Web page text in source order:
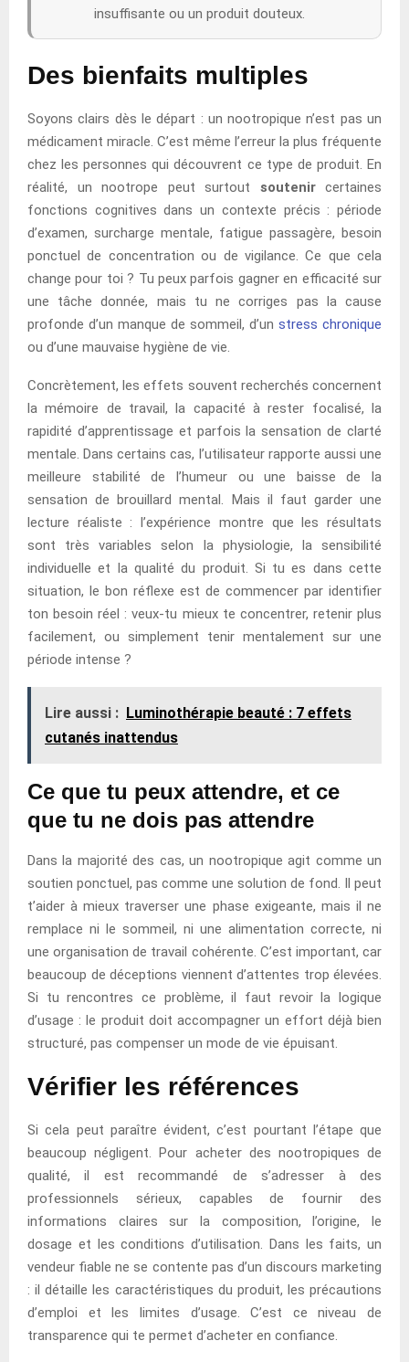
insuffisante ou un produit douteux.
Des bienfaits multiples
Soyons clairs dès le départ : un nootropique n’est pas un
médicament miracle. C’est même l’erreur la plus fréquente
chez les personnes qui découvrent ce type de produit. En
réalité, un nootrope peut surtout soutenircertaines
fonctions cognitives dans un contexte précis : période
d’examen, surcharge mentale, fatigue passagère, besoin
ponctuel de concentration ou de vigilance. Ce que cela
change pour toi ? Tu peux parfois gagner en efficacité sur
une tâche donnée, mais tu ne corriges pas la cause
profonde d’un manque de sommeil, d’un stress chronique
ou d’une mauvaise hygiène de vie.
Concrètement, les effets souvent recherchés concernent
la mémoire de travail, la capacité à rester focalisé, la
rapidité d’apprentissage et parfois la sensation de clarté
mentale. Dans certains cas, l’utilisateur rapporte aussi une
meilleure stabilité de l’humeur ou une baisse de la
sensation de brouillard mental. Mais il faut garder une
lecture réaliste : l’expérience montre que les résultats
sont très variables selon la physiologie, la sensibilité
individuelle et la qualité du produit. Si tu es dans cette
situation, le bon réflexe est de commencer par identifier
ton besoin réel : veux-tu mieux te concentrer, retenir plus
facilement, ou simplement tenir mentalement sur une
période intense ?
Lire aussi : Luminothérapie beauté : 7 effets
cutanés inattendus
Ce que tu peux attendre, et ce
que tu ne dois pas attendre
Dans la majorité des cas, un nootropique agit comme un
soutien ponctuel, pas comme une solution de fond. Il peut
t’aider à mieux traverser une phase exigeante, mais il ne
remplace ni le sommeil, ni une alimentation correcte, ni
une organisation de travail cohérente. C’est important, car
beaucoup de déceptions viennent d’attentes trop élevées.
Si tu rencontres ce problème, il faut revoir la logique
d’usage : le produit doit accompagner un effort déjà bien
structuré, pas compenser un mode de vie épuisant.
Vérifier les références
Si cela peut paraître évident, c’est pourtant l’étape que
beaucoup négligent. Pour acheter des nootropiques de
qualité, il est recommandé de s’adresser à des
professionnels sérieux, capables de fournir des
informations claires sur la composition, l’origine, le
dosage et les conditions d’utilisation. Dans les faits, un
vendeur fiable ne se contente pas d’un discours marketing
: il détaille les caractéristiques du produit, les précautions
d’emploi et les limites d’usage. C’est ce niveau de
transparence qui te permet d’acheter en confiance.